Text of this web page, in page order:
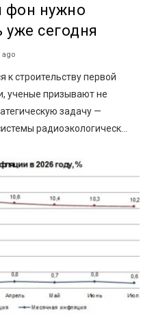
фон нужно
уже сегодня
ago
к строительству первой
ученые призывают не
задачу —
радиоэкологическ...